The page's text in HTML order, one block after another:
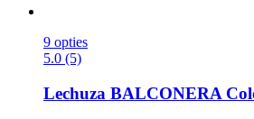
9 opties
5.0 (5)
Lechuza BALCONERA